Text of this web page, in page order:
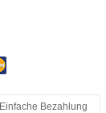
Einfache Bezahlung